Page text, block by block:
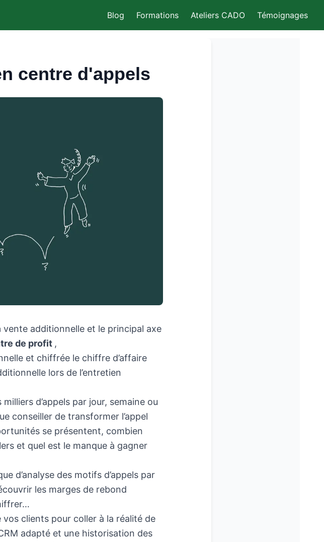
Blog Formations Ateliers CADO Témoignages
centre d'appels
additionnelle et le principal axe
de profit ,
et chiffrée le chiffre d’affaire
lors de l’entretien
d’appels par jour, semaine ou
conseiller de transformer l’appel
se présentent, combien
et quel est le manque à gagner
d’analyse des motifs d’appels par
les marges de rebond
clients pour coller à la réalité de
adapté et une historisation des